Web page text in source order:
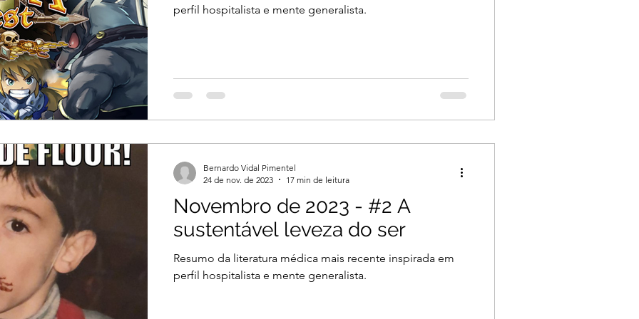
perfil hospitalista e mente generalista.
Novembro de 2023 - #2 A
sustentável leveza do ser
Resumo da literatura médica mais recente inspirada em
perfil hospitalista e mente generalista.
Bernardo Vidal Pimentel
24 de nov. de 2023
17 min de leitura